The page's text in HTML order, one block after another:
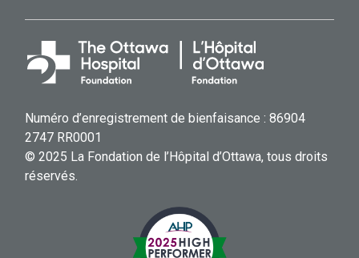
Numéro d’enregistrement de bienfaisance : 86904
2747 RR0001
© 2025 La Fondation de l’Hôpital d’Ottawa, tous droits
réservés.